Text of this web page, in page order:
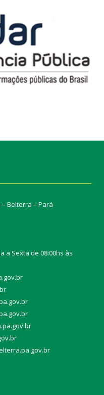
– Belterra – Pará
a Sexta de 08:00hs às
r